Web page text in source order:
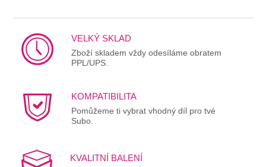
VELKÝ SKLAD
Zboží skladem vždy odesíláme obratem
PPL/UPS.
KOMPATIBILITA
Pomůžeme ti vybrat vhodný díl pro tvé
Subo.
KVALITNÍ BALENÍ